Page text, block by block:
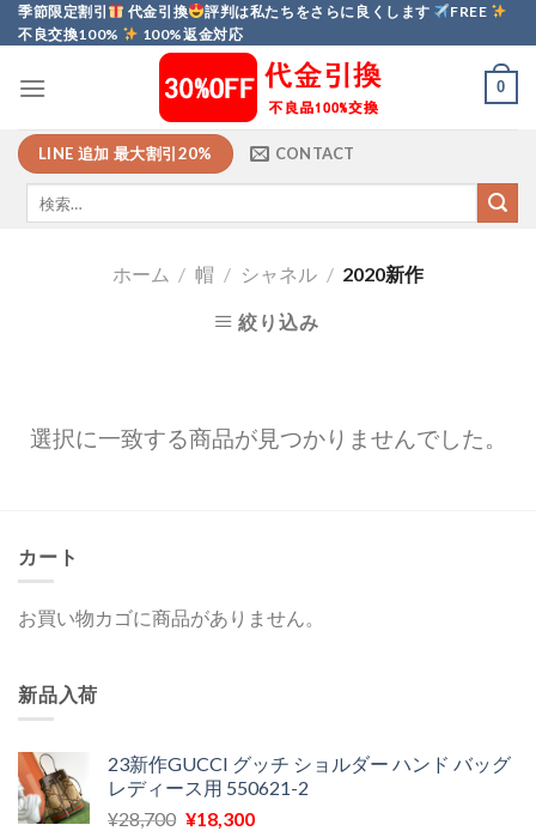
Skip
to
季節限定割引 代金引換 評判は私たちをさらに良くします
FREE
不良交換100%
100%返金対応
0
LINE 追加 最大割引20% CONTACT
ホーム / 帽 / シャネル / 2020新作
絞り込み
選択に一致する商品が見つかりませんでした。
カート
お買い物カゴに商品がありません。
新品入荷
23新作GUCCI グッチ ショルダー ハンド バッグ
レディース用 550621-2
¥28,700 元
¥18,300現